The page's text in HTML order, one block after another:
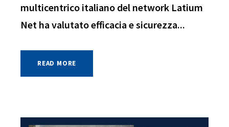
multicentrico italiano del network Latium
Net ha valutato efficacia e sicurezza...
READ MORE